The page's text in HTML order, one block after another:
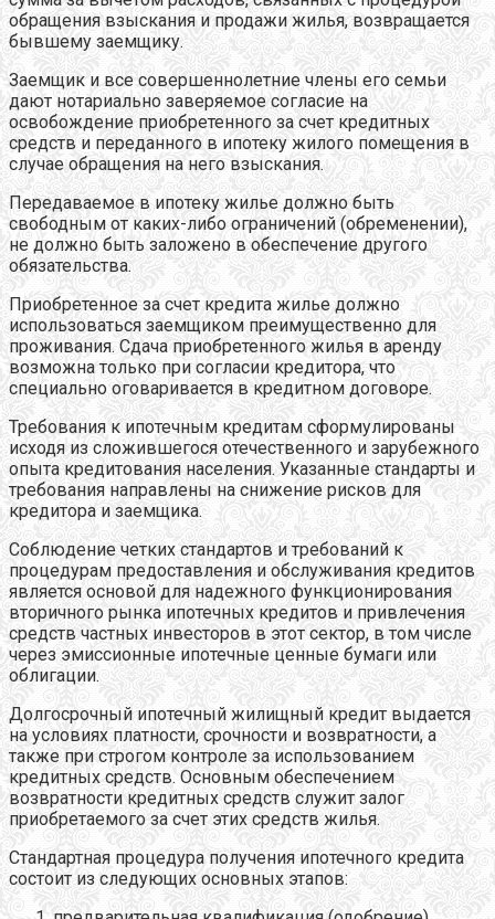
обращения взыскания и продажи жилья, возвращается
бывшему заемщику.
Заемщик и все совершеннолетние члены его семьи
дают нотариально заверяемое согласие на
освобождение приобретенного за счет кредитных
средств и переданного в ипотеку жилого помещения в
случае обращения на него взыскания.
Передаваемое в ипотеку жилье должно быть
свободным от каких-либо ограничений (обременении),
не должно быть заложено в обеспечение другого
обязательства.
Приобретенное за счет кредита жилье должно
использоваться заемщиком преимущественно для
проживания. Сдача приобретенного жилья в аренду
возможна только при согласии кредитора, что
специально оговаривается в кредитном договоре.
Требования к ипотечным кредитам сформулированы
исходя из сложившегося отечественного и зарубежного
опыта кредитования населения. Указанные стандарты и
требования направлены на снижение рисков для
кредитора и заемщика.
Соблюдение четких стандартов и требований к
процедурам предоставления и обслуживания кредитов
является основой для надежного функционирования
вторичного рынка ипотечных кредитов и привлечения
средств частных инвесторов в этот сектор, в том числе
через эмиссионные ипотечные ценные бумаги или
облигации.
Долгосрочный ипотечный жилищный кредит выдается
на условиях платности, срочности и возвратности, а
также при строгом контроле за использованием
кредитных средств. Основным обеспечением
возвратности кредитных средств служит залог
приобретаемого за счет этих средств жилья.
Стандартная процедура получения ипотечного кредита
состоит из следующих основных этапов: